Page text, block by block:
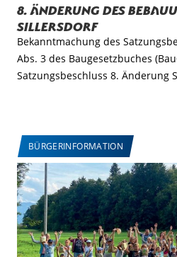
8. Änderung des
Sillersdorf
Bekanntmachung des
Abs. 3 des Baugesetzbuches
Satzungsbeschluss 8. Änderung
BÜRGERINFORMATION